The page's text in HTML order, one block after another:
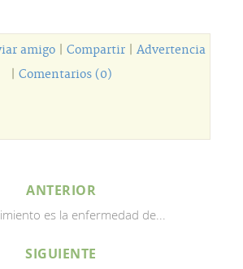
amigo| Compartir| Advertencia
Comentarios (0)
ANTERIOR
es la enfermedad de...
SIGUIENTE